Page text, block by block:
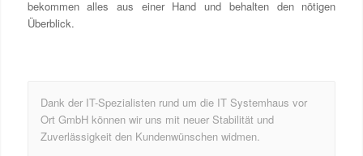
bekommen alles aus einer Hand und behalten den nötigen
Überblick.
Die Erneuerung unserer IT-Infrastruktur im Hinblick auf
Performance und Sicherheit war genau der richtige Schritt
zur richtigen Zeit.
Dank der IT-Spezialisten rund um die IT Systemhaus vor
Ort GmbH können wir uns mit neuer Stabilität und
Zuverlässigkeit den Kundenwünschen widmen.